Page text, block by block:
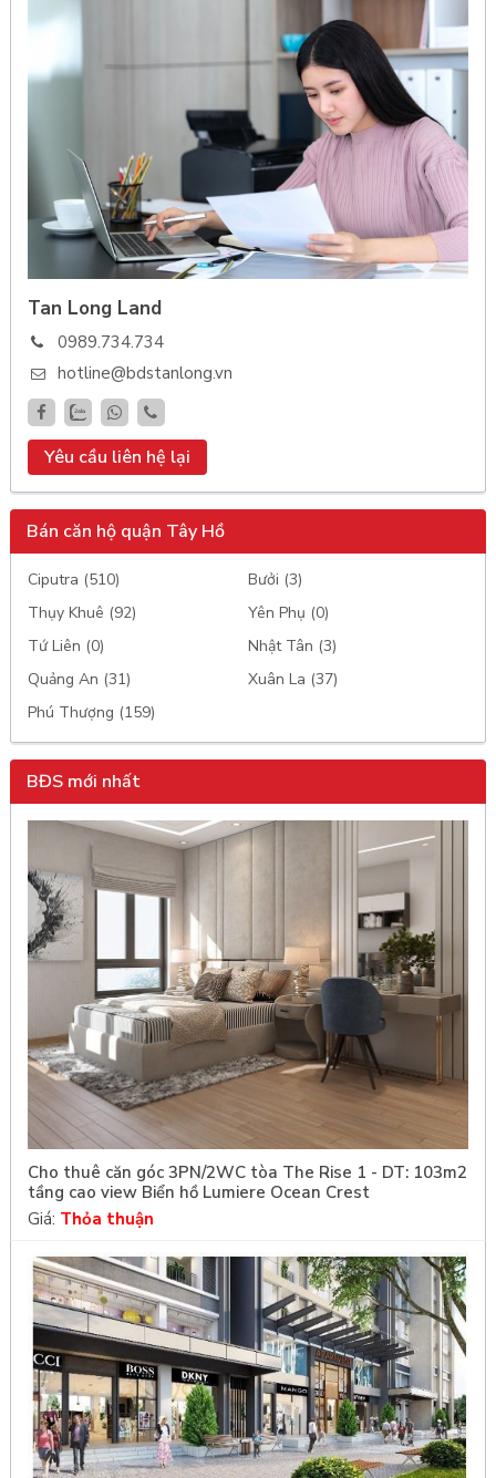
Tan Long Land
0989.734.734
hotline@bdstanlong.vn
Yêu cầu liên hệ lại
Bán căn hộ quận Tây Hồ
Ciputra (510)
Bưởi (3)
Thụy Khuê (92)
Yên Phụ (0)
Tứ Liên (0)
Nhật Tân (3)
Quảng An (31)
Xuân La (37)
Phú Thượng (159)
BĐS mới nhất
Cho thuê căn góc 3PN/2WC tòa The Rise 1 - DT: 103m2
tầng cao view Biển hồ Lumiere Ocean Crest
Giá: Thỏa thuận